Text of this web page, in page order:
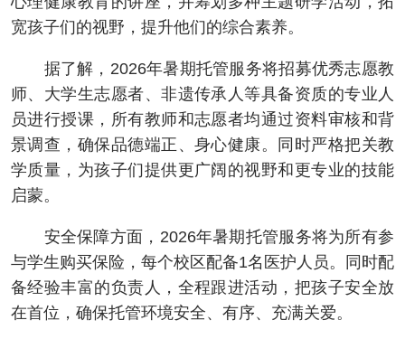
宽孩子们的视野，提升他们的综合素养。
据了解，2026年暑期托管服务将招募优秀志愿教
师、大学生志愿者、非遗传承人等具备资质的专业人
员进行授课，所有教师和志愿者均通过资料审核和背
景调查，确保品德端正、身心健康。同时严格把关教
学质量，为孩子们提供更广阔的视野和更专业的技能
启蒙。
安全保障方面，2026年暑期托管服务将为所有参
与学生购买保险，每个校区配备1名医护人员。同时配
备经验丰富的负责人，全程跟进活动，把孩子安全放
在首位，确保托管环境安全、有序、充满关爱。